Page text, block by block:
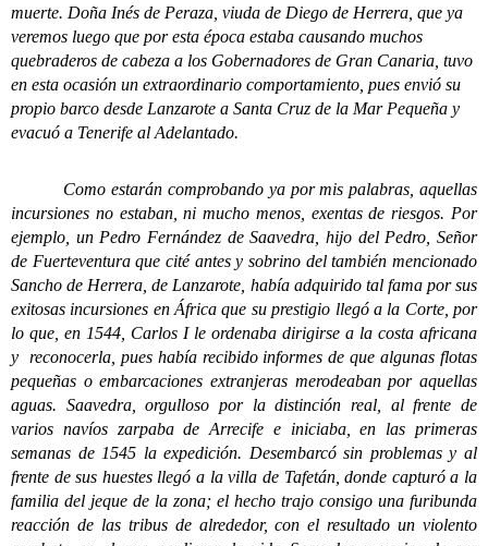
muerte. Doña Inés de Peraza, viuda de Diego de Herrera, que ya
veremos luego que por esta época estaba causando muchos
quebraderos de cabeza a los Gobernadores de Gran Canaria, tuvo
en esta ocasión un extraordinario comportamiento, pues envió su
propio barco desde Lanzarote a Santa Cruz de la Mar Pequeña y
evacuó a Tenerife al Adelantado.
Como estarán comprobando ya por mis palabras, aquellas
incursiones no estaban, ni mucho menos, exentas de riesgos. Por
ejemplo, un Pedro Fernández de Saavedra, hijo del Pedro, Señor
de Fuerteventura que cité antes y sobrino del también mencionado
Sancho de Herrera, de Lanzarote, había adquirido tal fama por sus
exitosas incursiones en África que su prestigio llegó a la Corte, por
lo que, en 1544, Carlos I le ordenaba dirigirse a la costa africana
y reconocerla, pues había recibido informes de que algunas flotas
pequeñas o embarcaciones extranjeras merodeaban por aquellas
aguas. Saavedra, orgulloso por la distinción real, al frente de
varios navíos zarpaba de Arrecife e iniciaba, en las primeras
semanas de 1545 la expedición. Desembarcó sin problemas y al
frente de sus huestes llegó a la villa de Tafetán, donde capturó a la
familia del jeque de la zona; el hecho trajo consigo una furibunda
reacción de las tribus de alrededor, con el resultado un violento